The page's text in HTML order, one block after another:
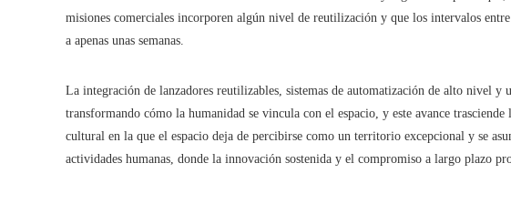
misiones comerciales incorporen algún nivel de reutilización y que los intervalos
a apenas unas semanas.
La integración de lanzadores reutilizables, sistemas de automatización de alto nivel y
transformando cómo la humanidad se vincula con el espacio, y este avance
cultural en la que el espacio deja de percibirse como un territorio excepcional y se
actividades humanas, donde la innovación sostenida y el compromiso a largo plazo